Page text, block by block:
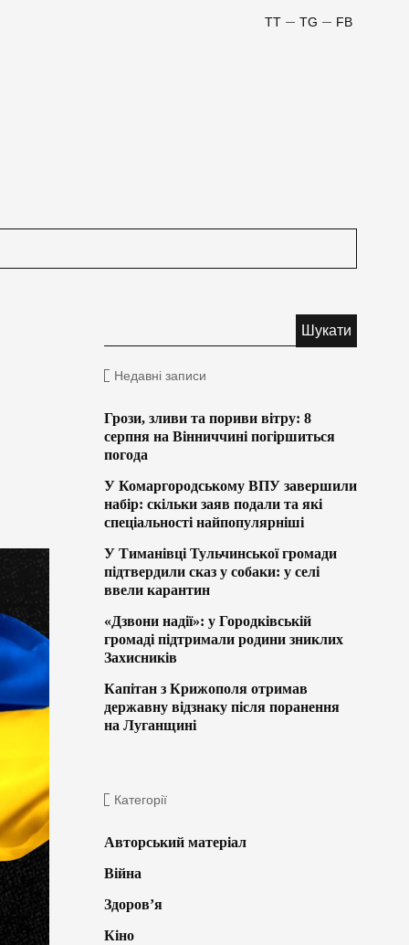
FB
TG
TT
Недавні записи
Грози, зливи та пориви вітру: 8
серпня на Вінниччині погіршиться
погода
У Комаргородському ВПУ завершили
набір: скільки заяв подали та які
спеціальності найпопулярніші
У Тиманівці Тульчинської громади
підтвердили сказ у собаки: у селі
ввели карантин
«Дзвони надії»: у Городківській
громаді підтримали родини зниклих
Захисників
Капітан з Крижополя отримав
державну відзнаку після поранення
на Луганщині
Категорії
Авторський матеріал
Війна
Здоров’я
Кіно